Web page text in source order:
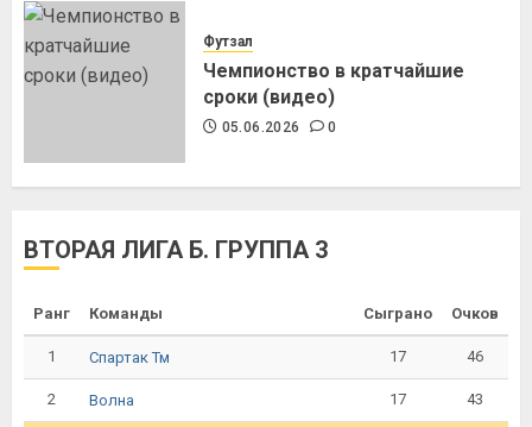
Футзал
Чемпионство в кратчайшие
сроки (видео)
05.06.2026 0
ВТОРАЯ ЛИГА Б. ГРУППА 3
Ранг Команды Сыграно Очков
1 Спартак Тм 17 46
2 Волна 17 43